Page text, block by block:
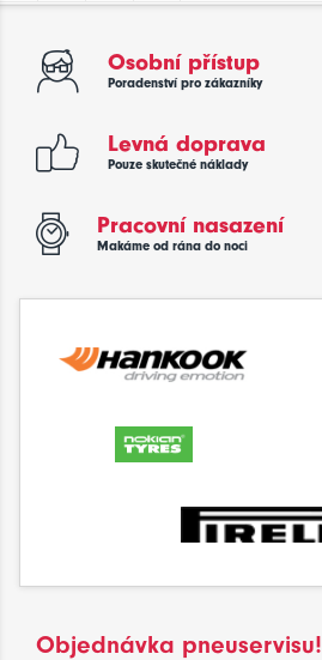
Osobní přístup
Poradenství pro zákazníky
Levná doprava
Pouze skutečné náklady
Pracovní nasazení
Makáme od rána do noci
Objednávka pneuservisu!